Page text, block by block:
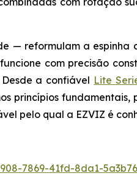
— reformulam a
com precisão
a confiável Lite
princípios
pelo qual a EZVIZ é
7869-41fd-8da1-